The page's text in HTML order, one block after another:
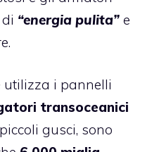
“energia pulita” e
utilizza i pannelli
transoceanici
gusci, sono